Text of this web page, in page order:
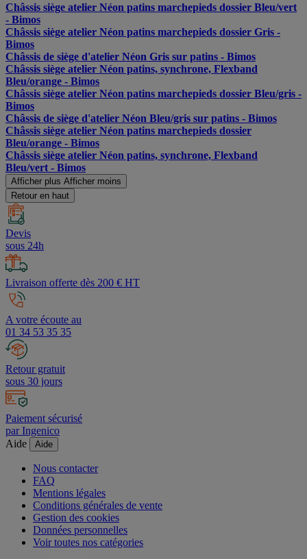
Châssis siège atelier Néon patins marchepieds dossier Bleu/vert
- Bimos
Châssis siège atelier Néon patins marchepieds dossier Gris -
Bimos
Châssis de siège d'atelier Néon Gris sur patins - Bimos
Châssis siège atelier Néon patins, synchrone, Flexband
Bleu/orange - Bimos
Châssis siège atelier Néon patins marchepieds dossier Bleu/gris -
Bimos
Châssis de siège d'atelier Néon Bleu/gris sur patins - Bimos
Châssis siège atelier Néon patins marchepieds dossier
Bleu/orange - Bimos
Châssis siège atelier Néon patins, synchrone, Flexband
Bleu/vert - Bimos
Afficher plus Afficher moins
Retour en haut
Devis
sous 24h
Livraison offerte dès 200 € HT
A votre écoute au
01 34 53 35 35
Retour gratuit
sous 30 jours
Paiement sécurisé
par Ingenico
Aide
Aide
Nous contacter
FAQ
Mentions légales
Conditions générales de vente
Gestion des cookies
Données personnelles
Voir toutes nos catégories